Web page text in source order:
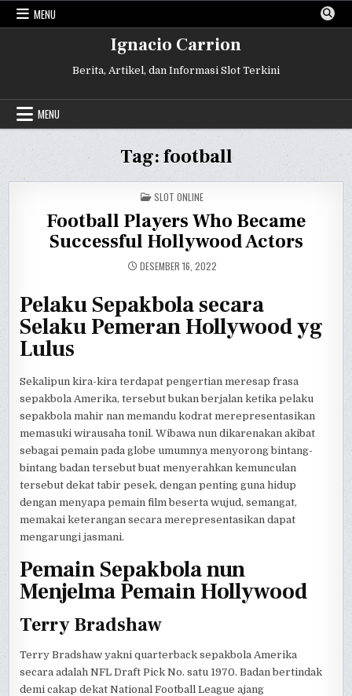
Skip
MENU
Ignacio Carrion
Berita, Artikel, dan Informasi Slot Terkini
MENU
Tag:football
POSTED
IN
SLOT ONLINE
Football Players Who Became
Successful Hollywood Actors
DESEMBER 16, 2022
Pelaku Sepakbola secara
Selaku Pemeran Hollywood yg
Lulus
Sekalipun kira-kira terdapat pengertian meresap frasa
sepakbola Amerika, tersebut bukan berjalan ketika pelaku
sepakbola mahir nan memandu kodrat merepresentasikan
memasuki wirausaha tonil. Wibawa nun dikarenakan akibat
sebagai pemain pada globe umumnya menyorong bintang-
bintang badan tersebut buat menyerahkan kemunculan
tersebut dekat tabir pesek, dengan penting guna hidup
dengan menyapa pemain film beserta wujud, semangat,
memakai keterangan secara merepresentasikan dapat
mengarungi jasmani.
Pemain Sepakbola nun
Menjelma Pemain Hollywood
Terry Bradshaw
Terry Bradshaw yakni quarterback sepakbola Amerika
secara adalah NFL Draft Pick No. satu 1970. Badan bertindak
demi cakap dekat National Football League ajang